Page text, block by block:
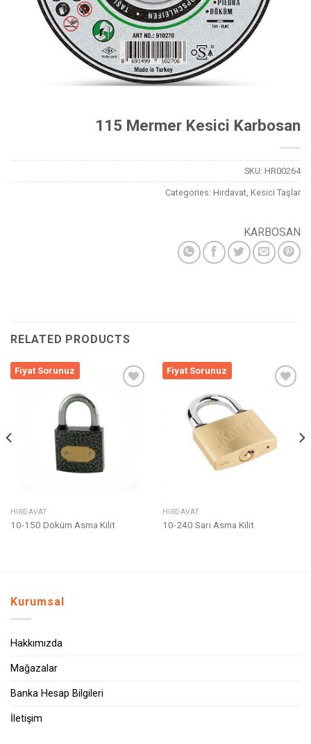
115 Mermer Kesici Karbosan
SKU: HR00264
Categories: Hırdavat, Kesici Taşlar
KARBOSAN
RELATED PRODUCTS
Fiyat Sorunuz
HIRDAVAT
10-150 Döküm Asma Kilit
Fiyat Sorunuz
HIRDAVAT
10-240 Sarı Asma Kilit
Kurumsal
Hakkımızda
Mağazalar
Banka Hesap Bilgileri
İletişim